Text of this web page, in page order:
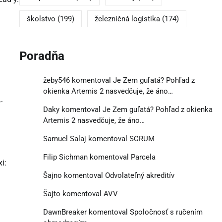
školstvo (199) železničná logistika(174)
Poradňa
žeby546komentoval Je Zem guľatá? Pohľad z
okienka Artemis 2 nasvedčuje, že áno…
Dakykomentoval Je Zem guľatá? Pohľad z okienka
Artemis 2 nasvedčuje, že áno…
Samuel Salaj komentoval SCRUM
Filip Sichmankomentoval Parcela
Šajno komentoval Odvolateľný akreditív
Šajto komentoval AVV
DawnBreakerkomentoval Spoločnosť s ručením